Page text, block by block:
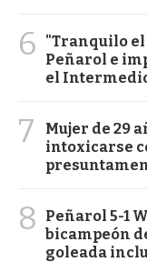
6
"Tranquilo el
Peñarol e
el
7
Mujer de 29
intoxicarse
8
Peñarol 5-1
bicampeón
goleada